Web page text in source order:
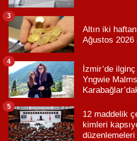
Altın iki
Ağustos 2026
3
İzmir’de
Yngwie
4
12 maddelik
kimleri
5